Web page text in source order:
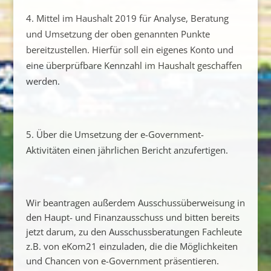
Mittel im Haushalt 2019 für Analyse, Beratung
und Umsetzung der oben genannten Punkte
bereitzustellen. Hierfür soll ein eigenes Konto und
eine überprüfbare Kennzahl im Haushalt geschaffen
werden.
Über die Umsetzung der e-Government-
Aktivitäten einen jährlichen Bericht anzufertigen.
Wir beantragen außerdem Ausschussüberweisung in
den Haupt- und Finanzausschuss und bitten bereits
jetzt darum, zu den Ausschussberatungen Fachleute
z.B. von eKom21 einzuladen, die die Möglichkeiten
und Chancen von e-Government präsentieren.